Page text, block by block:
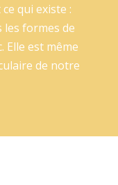
qui existe :
formes de
Elle est même
de notre